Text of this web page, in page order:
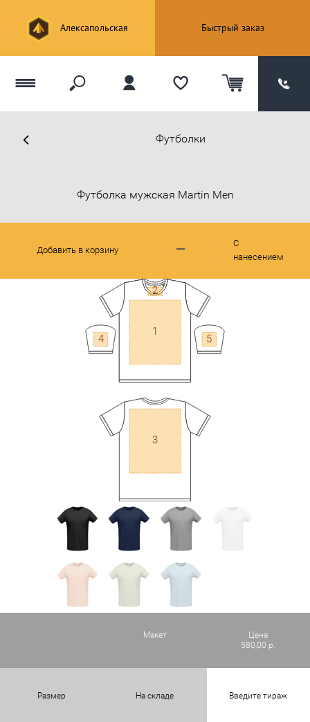
Алексапольская Быстрый заказ
Футболки
С
нанесением
Футболка мужская Martin Men
Добавить в корзину
1
2
3
4 5
Макет
Цена
580,00 р.
Размер На складе Введите тираж